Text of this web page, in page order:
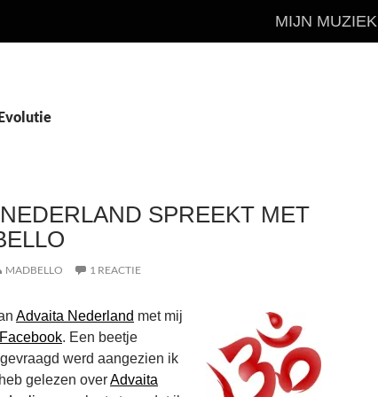
MIJN MUZIEK
SPREEKT MET
MADBELLO 1 REACTIE
Advaita Nederland met mij
. Een beetje
werd aangezien ik
gelezen overAdvaita